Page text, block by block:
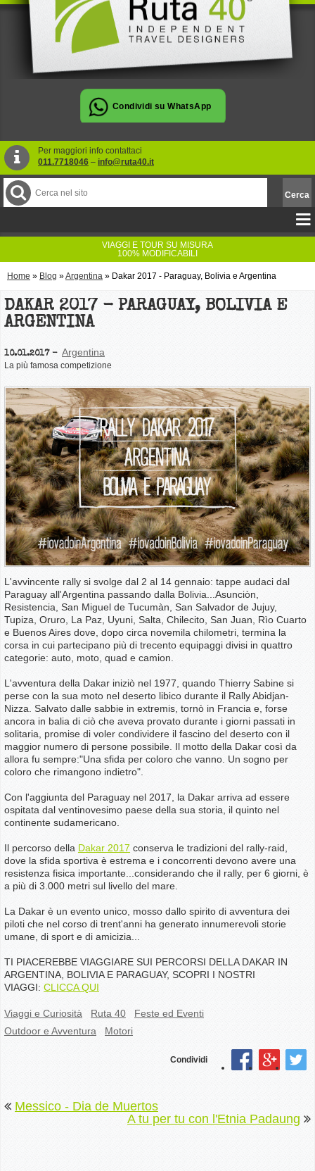
Per maggiori info contattaci
011.7718046 – info@ruta40.it
VIAGGI E TOUR SU MISURA
100% MODIFICABILI
Home » Blog »Argentina » Dakar 2017 - Paraguay, Bolivia e Argentina
DAKAR 2017 - PARAGUAY, BOLIVIA E
ARGENTINA
10.01.2017 Argentina
La più famosa competizione
L'avvincente rally si svolge dal 2 al 14 gennaio: tappe audaci dal
Paraguay all'Argentina passando dalla Bolivia...Asunciòn,
Resistencia, San Miguel de Tucumàn, San Salvador de Jujuy,
Tupiza, Oruro, La Paz, Uyuni, Salta, Chilecito, San Juan, Rìo Cuarto
e Buenos Aires dove, dopo circa novemila chilometri, termina la
corsa in cui partecipano più di trecento equipaggi divisi in quattro
categorie: auto, moto, quad e camion.
L'avventura della Dakar iniziò nel 1977, quando Thierry Sabine si
perse con la sua moto nel deserto libico durante il Rally Abidjan-
Nizza. Salvato dalle sabbie in extremis, tornò in Francia e, forse
ancora in balia di ciò che aveva provato durante i giorni passati in
solitaria, promise di voler condividere il fascino del deserto con il
maggior numero di persone possibile. Il motto della Dakar così da
allora fu sempre:"Una sfida per coloro che vanno. Un sogno per
coloro che rimangono indietro".
Con l'aggiunta del Paraguay nel 2017, la Dakar arriva ad essere
ospitata dal ventinovesimo paese della sua storia, il quinto nel
continente sudamericano.
Il percorso della Dakar 2017 conserva le tradizioni del rally-raid,
dove la sfida sportiva è estrema e i concorrenti devono avere una
resistenza fisica importante...considerando che il rally, per 6 giorni, è
a più di 3.000 metri sul livello del mare.
La Dakar è un evento unico, mosso dallo spirito di avventura dei
piloti che nel corso di trent'anni ha generato innumerevoli storie
umane, di sport e di amicizia...
TI PIACEREBBE VIAGGIARE SUI PERCORSI DELLA DAKAR IN
ARGENTINA, BOLIVIA E PARAGUAY, SCOPRI I NOSTRI
VIAGGI: CLICCA QUI
Viaggi e Curiosità Ruta 40
Feste ed Eventi
Outdoor e Avventura
Motori
Condividi
Messico - Dia de Muertos
A tu per tu con l'Etnia Padaung